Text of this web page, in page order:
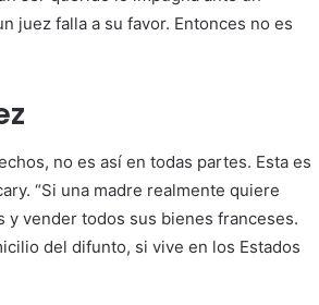
juez falla a su favor. Entonces no es
no es así en todas partes. Esta es
“Si una madre realmente quiere
y vender todos sus bienes franceses.
del difunto, si vive en los Estados